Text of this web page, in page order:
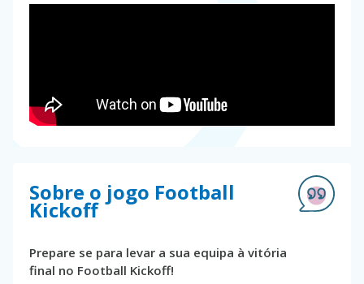
Sobre o jogo Football
Kickoff
Prepare se para levar a sua equipa à vitória
final no Football Kickoff!